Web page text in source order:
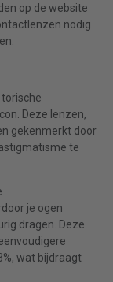
op de website
nodig
Deze lenzen,
gekenmerkt door
te
je ogen
dragen. Deze
wat bijdraagt